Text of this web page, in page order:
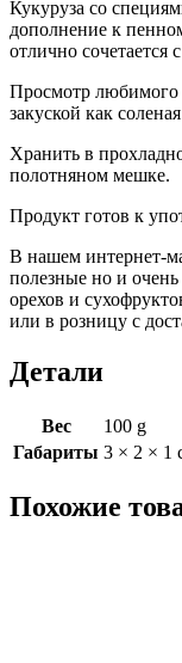
Кукуруза со
дополнение к
отлично сочетается
Просмотр любимого
закуской как
Хранить в
полотняном мешке.
Продукт готов к
В нашем интернет-
полезные но и
орехов и
или в розницу с
Детали
Вес
100 g
Габариты 3 × 2 × 1
Похожие